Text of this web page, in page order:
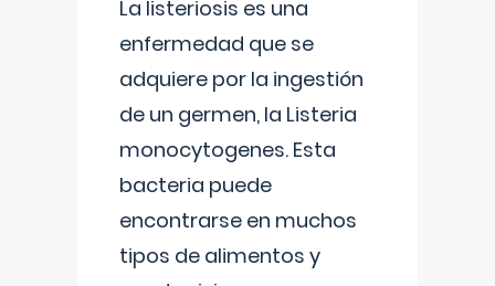
La listeriosis es una
enfermedad que se
adquiere por la ingestión
de un germen, la Listeria
monocytogenes. Esta
bacteria puede
encontrarse en muchos
tipos de alimentos y